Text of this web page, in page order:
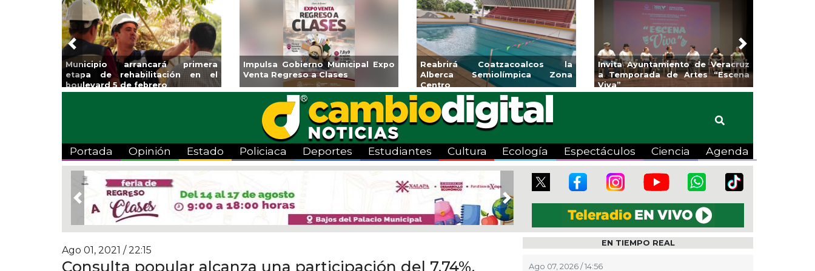
arrancará primera
de rehabilitación en el
5 de febrero
Impulsa Gobierno Municipal Expo
Venta Regreso a Clases
Reabrirá Coatzacoalcos la
Alberca Semiolímpica Zona
Centro
Invita Ayuntamiento de Veracruz
a Temporada de Artes “Escena
Viva”
Aplicará CMAS el
Tandeo durante agosto
Previous Next
Portada Opinión Estado Policiaca Deportes Estudiantes Cultura Ecología Espectáculos Ciencia Agenda
Previous Next
Ago 01, 2021 / 22:15
Consulta popular alcanza una participación del 7.74%,
EN TIEMPO REAL
Ago 07, 2026 / 14:56